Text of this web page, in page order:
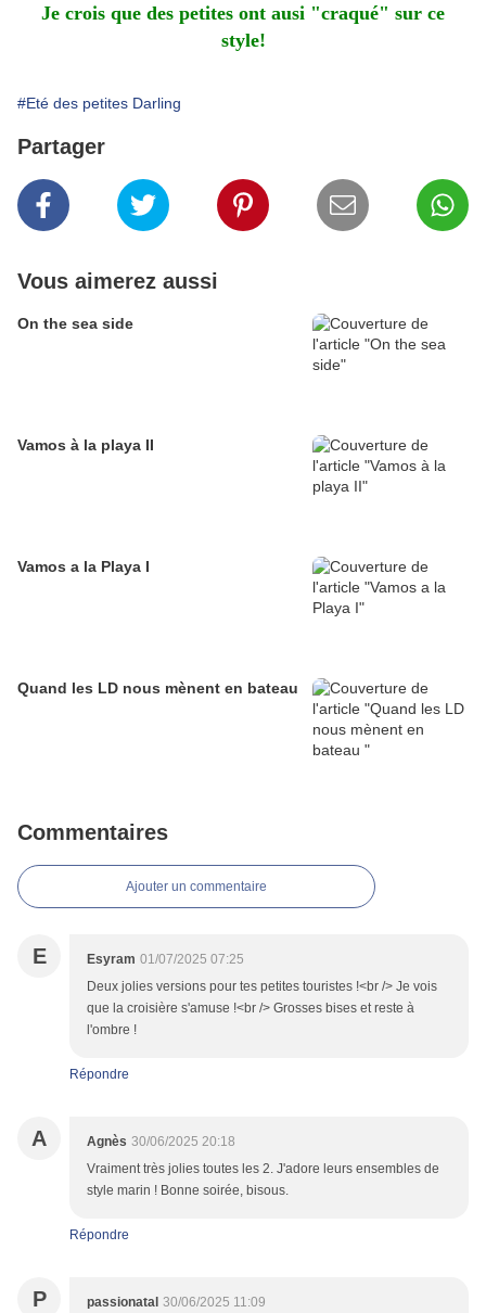
Je crois que des petites ont ausi "craqué" sur ce
style!
#Eté des petites Darling
Partager
Vous aimerez aussi
On the sea side
Vamos à la playa II
Vamos a la Playa I
Quand les LD nous mènent en bateau
Commentaires
Ajouter un commentaire
E Esyram 01/07/2025 07:25
Deux jolies versions pour tes petites touristes !<br /> Je vois
que la croisière s'amuse !<br /> Grosses bises et reste à
l'ombre !
Répondre
A Agnès 30/06/2025 20:18
Vraiment très jolies toutes les 2. J'adore leurs ensembles de
style marin ! Bonne soirée, bisous.
Répondre
P passionatal 30/06/2025 11:09